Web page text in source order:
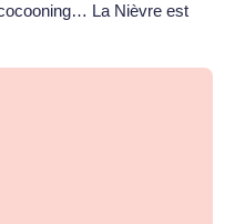
La Nièvre est